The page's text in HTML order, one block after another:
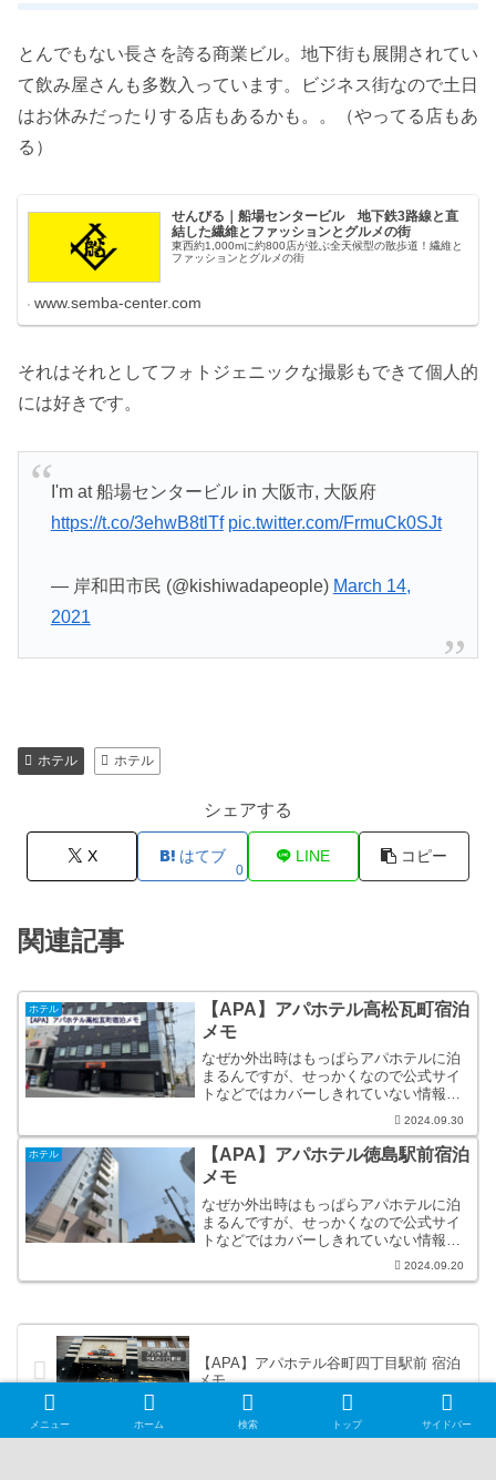
とんでもない長さを誇る商業ビル。地下街も展開されてい
て飲み屋さんも多数入っています。ビジネス街なので土日
はお休みだったりする店もあるかも。。（やってる店もあ
る）
せんびる｜船場センタービル 地下鉄3路線と直
結した繊維とファッションとグルメの街
東西約1,000mに約800店が並ぶ全天候型の散歩道！繊維と
ファッションとグルメの街
www.semba-center.com
それはそれとしてフォトジェニックな撮影もできて個人的
には好きです。
I'm at 船場センタービル in 大阪市, 大阪府
https://t.co/3ehwB8tlTf pic.twitter.com/FrmuCk0SJt
— 岸和田市民 (@kishiwadapeople) March 14,
2021
ホテル ホテル
シェアする
X はてブ
0
LINE コピー
関連記事
ホテル
【APA】アパホテル高松瓦町宿泊
メモ
なぜか外出時はもっぱらアパホテルに泊
まるんですが、せっかくなので公式サイ
トなどではカバーしきれていない情報な
どを、自分のためにメモしておこうと思
2024.09.30
ホテル
【APA】アパホテル徳島駅前宿泊
メモ
なぜか外出時はもっぱらアパホテルに泊
まるんですが、せっかくなので公式サイ
トなどではカバーしきれていない情報な
どを、自分のためにメモしておこうと思
2024.09.20
【APA】アパホテル谷町四丁目駅前 宿泊
メモ
メニュー ホーム 検索 トップ サイドバー